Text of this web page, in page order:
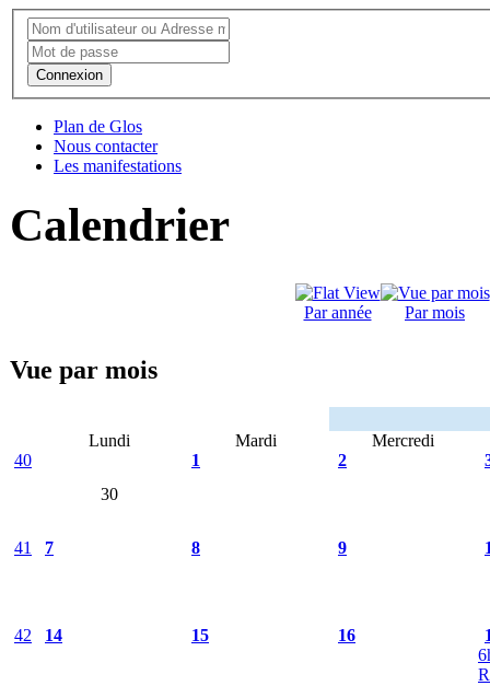
Connexion
Plan de Glos
Nous contacter
Les manifestations
Calendrier
Par année Par mois
Vue par mois
Lundi Mardi
Mercredi
40
30
1 2
41 7 8 9
42 14 15 16